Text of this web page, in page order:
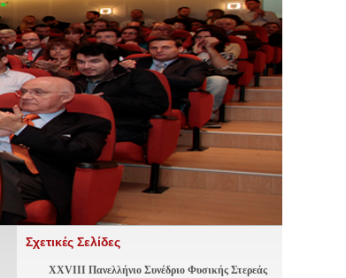
Σχετικές Σελίδες
XXVIII Πανελλήνιο Συνέδριο Φυσικής Στερεάς